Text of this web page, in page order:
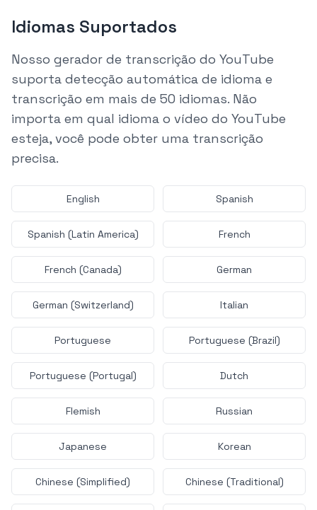
Idiomas Suportados
Nosso gerador de transcrição do YouTube
suporta detecção automática de idioma e
transcrição em mais de 50 idiomas. Não
importa em qual idioma o vídeo do YouTube
esteja, você pode obter uma transcrição
precisa.
English Spanish
Spanish (Latin America) French
French (Canada) German
German (Switzerland) Italian
Portuguese Portuguese (Brazil)
Portuguese (Portugal) Dutch
Flemish Russian
Japanese Korean
Chinese (Simplified) Chinese (Traditional)